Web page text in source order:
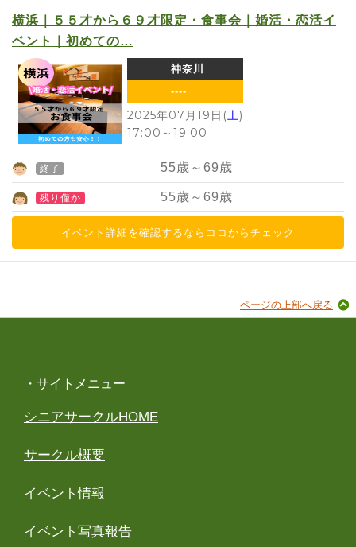
横浜｜５５才から６９才限定・食事会｜婚活・恋活イ
ベント｜初めての…
神奈川
----
2025年07月19日(土)
17:00 ～ 19:00
終了 55歳～69歳
残り僅か 55歳～69歳
イベント詳細を確認するならココからチェック
ページの上部へ戻る
・サイトメニュー
シニアサークルHOME
サークル概要
イベント情報
イベント写真報告